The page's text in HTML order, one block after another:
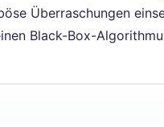
Überraschungen
Black-Box-